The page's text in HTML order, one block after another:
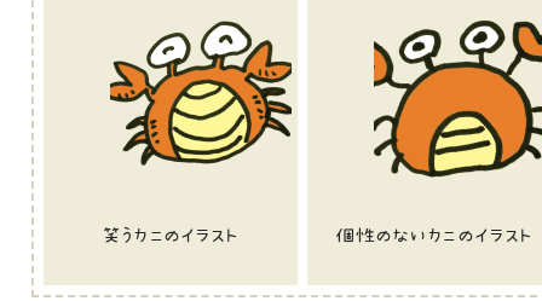
笑うカニのイラスト 個性のないカニのイラスト